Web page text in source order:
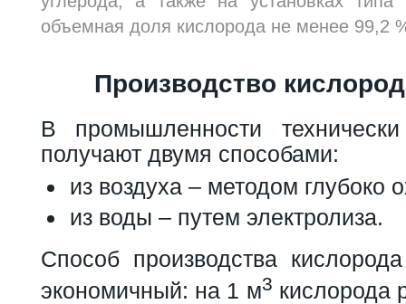
объемная доля кислорода не менее 99,2
Производство
В промышленности
получают двумя способами:
из воздуха – методом глубоко
из воды – путем электролиза.
Способ производства
экономичный: на 1 м3 кислорода